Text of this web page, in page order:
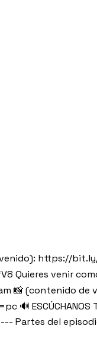
https://
Quieres venir
📸 (contenido de
ESCÚCHANOS
Partes del